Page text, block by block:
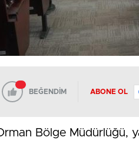
BEĞENDİM ABONE OL
Bölge Müdürlüğü,